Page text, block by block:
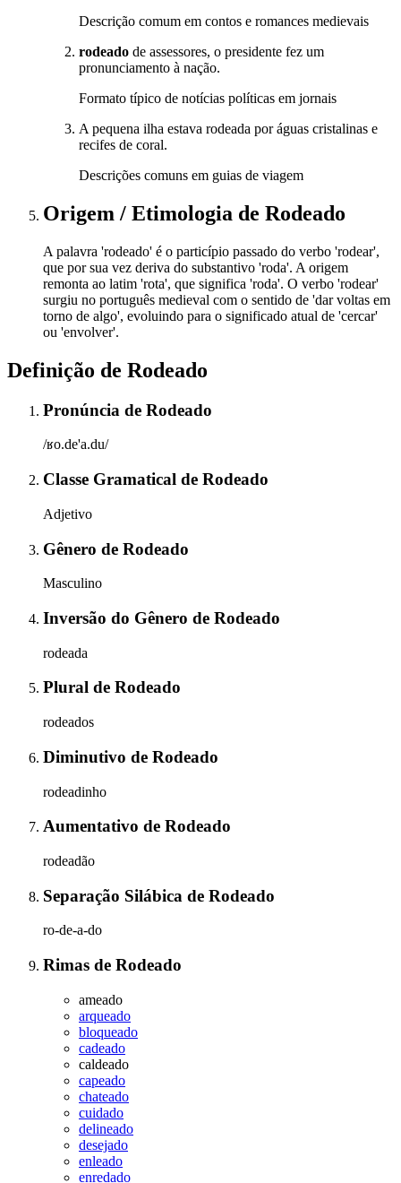
Descrição comum em contos e romances medievais
rodeado de assessores, o presidente fez um
pronunciamento à nação.
Formato típico de notícias políticas em jornais
A pequena ilha estava rodeada por águas cristalinas e
recifes de coral.
Descrições comuns em guias de viagem
Origem / Etimologia de Rodeado
A palavra 'rodeado' é o particípio passado do verbo 'rodear',
que por sua vez deriva do substantivo 'roda'. A origem
remonta ao latim 'rota', que significa 'roda'. O verbo 'rodear'
surgiu no português medieval com o sentido de 'dar voltas em
torno de algo', evoluindo para o significado atual de 'cercar'
ou 'envolver'.
Definição de Rodeado
Pronúncia de Rodeado
/ʁo.de'a.du/
Classe Gramatical de Rodeado
Adjetivo
Gênero de Rodeado
Masculino
Inversão do Gênero de Rodeado
rodeada
Plural de Rodeado
rodeados
Diminutivo de Rodeado
rodeadinho
Aumentativo de Rodeado
rodeadão
Separação Silábica de Rodeado
ro-de-a-do
Rimas de Rodeado
ameado
arqueado
bloqueado
cadeado
caldeado
capeado
chateado
cuidado
delineado
desejado
enleado
enredado